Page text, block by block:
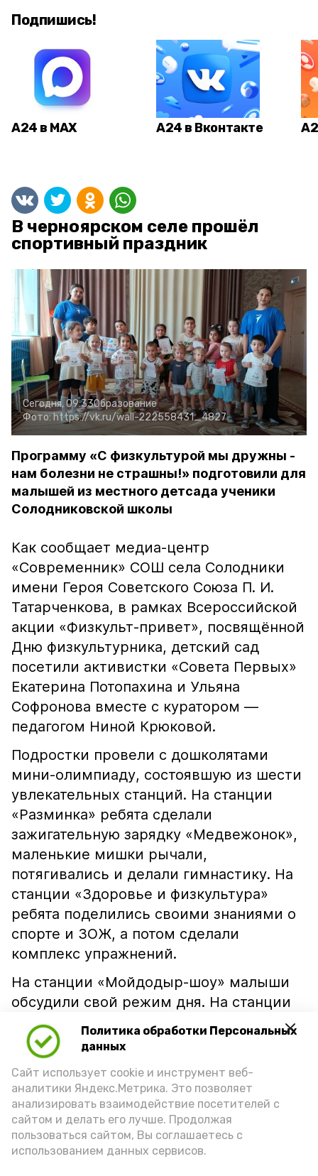
Политика обработки Персональных
данных
Сайт использует cookie и инструмент веб-
аналитики Яндекс.Метрика. Это позволяет
анализировать взаимодействие посетителей с
сайтом и делать его лучше. Продолжая
пользоваться сайтом, Вы соглашаетесь с
использованием данных сервисов.
Подпишись!
А24 в MAX А24 в Вконтакте
В черноярском селе прошёл
спортивный праздник
Сегодня, 09:33Образование
Фото:https://vk.ru/wall-222558431_4827
Программу «С физкультурой мы дружны -
нам болезни не страшны!» подготовили для
малышей из местного детсада ученики
Солодниковской школы
Как сообщает медиа-центр
«Современник» СОШ села Солодники
имени Героя Советского Союза П. И.
Татарченкова, в рамках Всероссийской
акции «Физкульт-привет», посвящённой
Дню физкультурника, детский сад
посетили активистки «Совета Первых»
Екатерина Потопахина и Ульяна
Софронова вместе с куратором —
педагогом Ниной Крюковой.
Подростки провели с дошколятами
мини-олимпиаду, состоявшую из шести
увлекательных станций. На станции
«Разминка» ребята сделали
зажигательную зарядку «Медвежонок»,
маленькие мишки рычали,
потягивались и делали гимнастику. На
станции «Здоровье и физкультура»
ребята поделились своими знаниями о
спорте и ЗОЖ, а потом сделали
комплекс упражнений.
На станции «Мойдодыр-шоу» малыши
обсудили свой режим дня. На станции
«Полезные вкусняшки» говорили о
правильном питании и сыграли в игру
«Полезное-вредное». Также ребята
соревновались в эстафете и боулинге.
Финальным этапом стала станция
релакса «Йога малышам», под
спокойную музыку юные спортсмены
сделали расслабляющие упражнения.